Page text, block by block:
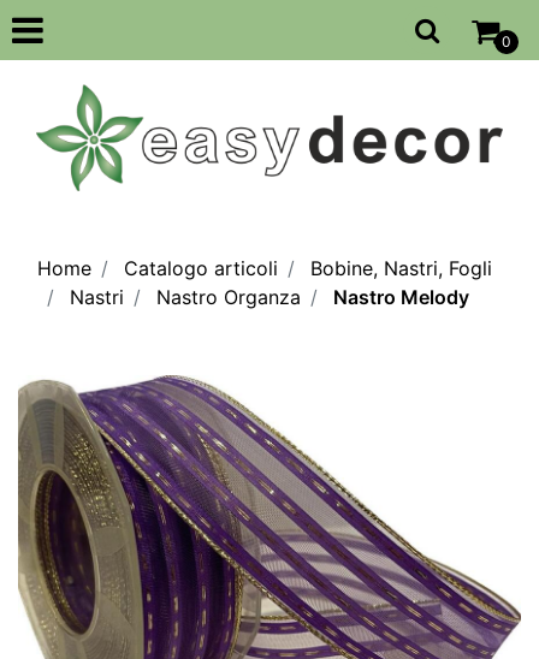
Open
0
Home Catalogo articoli
Bobine, Nastri, Fogli
Nastri
Nastro Organza Nastro Melody